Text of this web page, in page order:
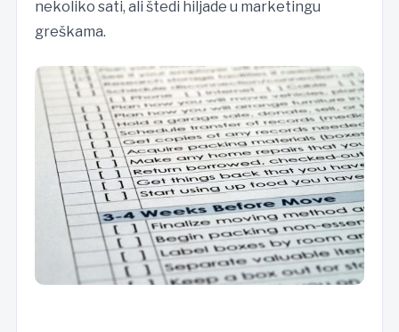
nekoliko sati, ali štedi hiljade u marketingu
greškama.